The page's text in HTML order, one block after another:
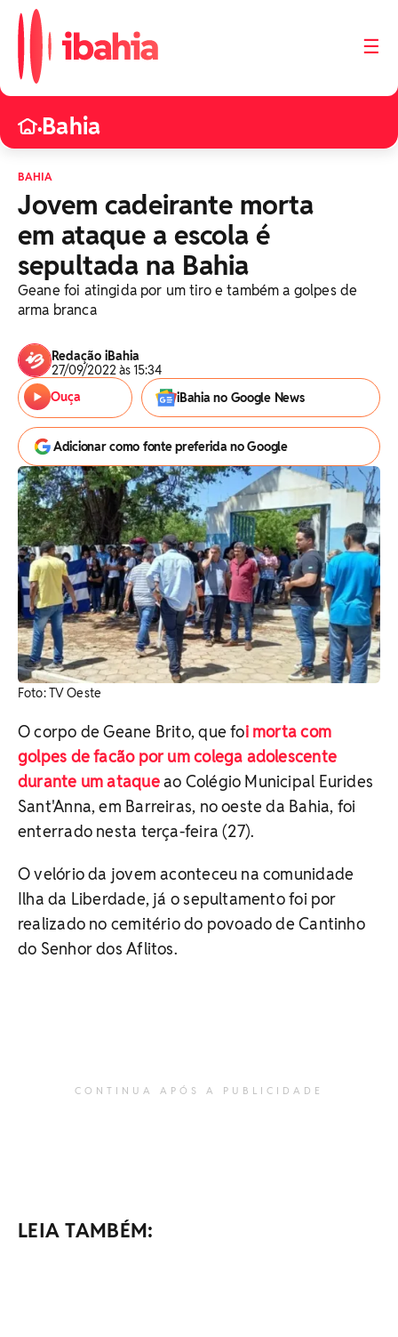
☰
•Bahia
BAHIA
Jovem cadeirante morta
em ataque a escola é
sepultada na Bahia
Geane foi atingida por um tiro e também a golpes de
arma branca
Redação iBahia
27/09/2022 às 15:34
Ouça
iBahia no Google News
Adicionar como fonte preferida no Google
Foto: TV Oeste
O corpo de Geane Brito, que foi morta com
golpes de facão por um colega adolescente
durante um ataqueao Colégio Municipal Eurides
Sant'Anna, em Barreiras, no oeste da Bahia, foi
enterrado nesta terça-feira (27).
O velório da jovem aconteceu na comunidade
Ilha da Liberdade, já o sepultamento foi por
realizado no cemitério do povoado de Cantinho
do Senhor dos Aflitos.
CONTINUA APÓS A PUBLICIDADE
LEIA TAMBÉM: